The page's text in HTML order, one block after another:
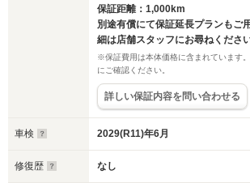
保証距離：1,000km
別途有償にて保証延長プランもご
細は店舗スタッフにお尋ねください
※保証費用は本体価格に含まれています
にご確認ください。
詳しい保証内容を問い合わせる
車検 2029(R11)年6月
修復歴 なし